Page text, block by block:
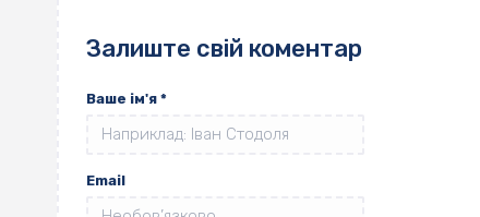
Залиште свій коментар
Ваше ім'я *
Email